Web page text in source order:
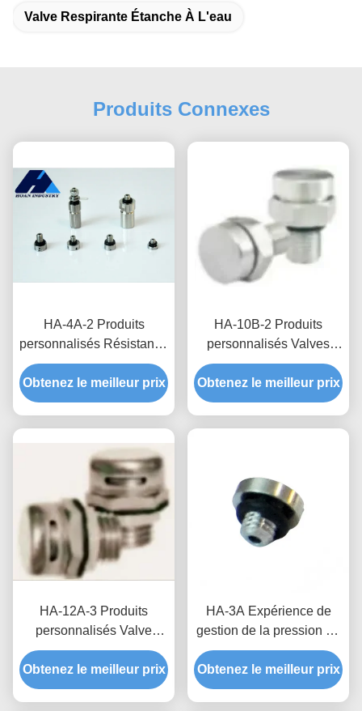
Valve Respirante Étanche À L'eau
Produits Connexes
HA-4A-2 Produits
personnalisés Résistant à
l'eau soupape respirante
pour boîte de distribution
étanchéité et protection
Obtenez le meilleur prix
HA-10B-2 Produits
personnalisés Valves
respirantes imperméables
pour une fiabilité et une
durée de vie améliorées
Obtenez le meilleur prix
HA-12A-3 Produits
personnalisés Valve
imperméable et
respirante La
combinaison parfaite de
Obtenez le meilleur prix
HA-3A Expérience de
gestion de la pression de
l'air inégalée avec des
produits personnalisés
Obtenez le meilleur prix